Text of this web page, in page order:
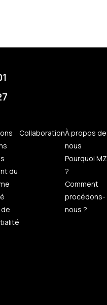
du
de
CollaborationÀ propos de
nous
Pourquoi MZ
?
Comment
procédons-
nous ?